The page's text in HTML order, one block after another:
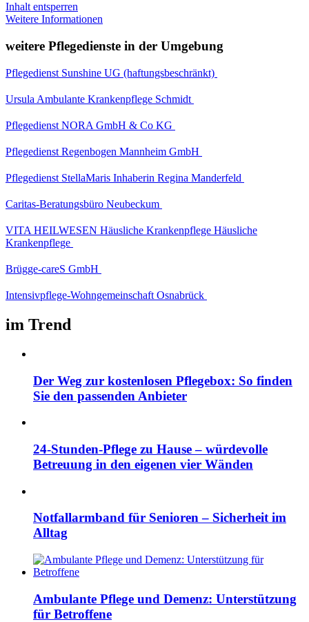
Inhalt entsperren
Weitere Informationen
weitere Pflegedienste in der Umgebung
Pflegedienst Sunshine UG (haftungsbeschränkt)
Ursula Ambulante Krankenpflege Schmidt
Pflegedienst NORA GmbH & Co KG
Pflegedienst Regenbogen Mannheim GmbH
Pflegedienst StellaMaris Inhaberin Regina Manderfeld
Caritas-Beratungsbüro Neubeckum
VITA HEILWESEN Häusliche Krankenpflege Häusliche
Krankenpflege
Brügge-careS GmbH
Intensivpflege-Wohngemeinschaft Osnabrück
im Trend
Der Weg zur kostenlosen Pflegebox: So finden
Sie den passenden Anbieter
24-Stunden-Pflege zu Hause – würdevolle
Betreuung in den eigenen vier Wänden
Notfallarmband für Senioren – Sicherheit im
Alltag
Ambulante Pflege und Demenz: Unterstützung
für Betroffene